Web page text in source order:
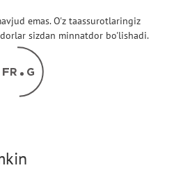
emas. O'z taassurotlaringiz
sizdan minnatdor bo'lishadi.